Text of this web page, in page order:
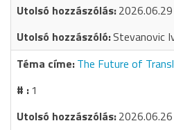
Stevanovic
The Future of
1